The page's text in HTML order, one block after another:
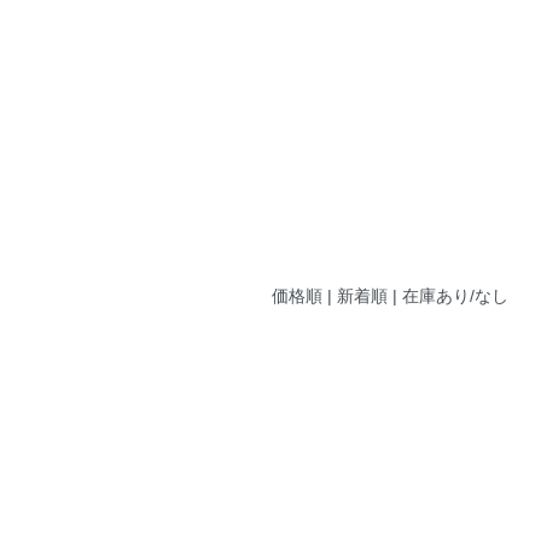
価格順 | 新着順 |在庫あり/なし